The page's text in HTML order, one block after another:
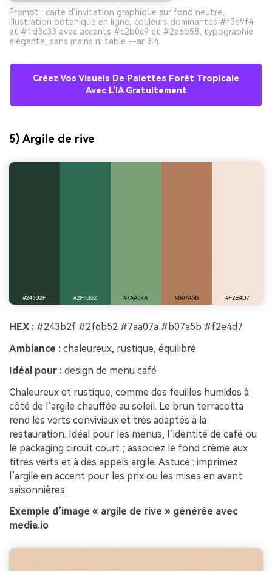
Prompt : carte d’invitation graphique sur fond neutre,
illustration botanique en ligne, couleurs dominantes #f3e9f4
et #1d3c33 avec accents #c2b0c9 et #2e6b58, typographie
élégante, sans mains ni table --ar 3:4
Créez Vos Visuels De Palettes Forêt Tropicale
Avec L’IA Gratuitement
5) Argile de rive
HEX : #243b2f #2f6b52 #7aa07a #b07a5b #f2e4d7
Ambiance : chaleureux, rustique, équilibré
Idéal pour : design de menu café
Chaleureux et rustique, comme des feuilles humides à
côté de l’argile chauffée au soleil. Le brun terracotta
rend les verts conviviaux et très adaptés à la
restauration. Idéal pour les menus, l’identité de café ou
le packaging circuit court ; associez le fond crème aux
titres verts et à des appels argile. Astuce : imprimez
l’argile en accent pour les prix ou les mises en avant
saisonnières.
Exemple d’image « argile de rive » générée avec
media.io